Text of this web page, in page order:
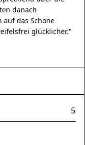
danach
auf das Schöne
glücklicher."
5